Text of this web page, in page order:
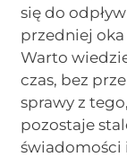
się do
przedniej oka
Warto
czas, bez
sprawy z
pozostaje
świadomości